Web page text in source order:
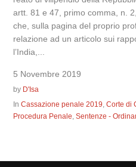
artt. 81 e 47, primo comma, n.
che, sulla pagina del proprio
relazione ad un articolo sui
l’India,...
5 Novembre 2019
by D'Isa
InCassazione penale 2019,Corte di
Procedura Penale,Sentenze -